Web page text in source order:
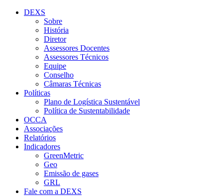
Conteúdo principal
DEXS
Sobre
História
Diretor
Assessores Docentes
Assessores Técnicos
Equipe
Conselho
Câmaras Técnicas
Políticas
Plano de Logística Sustentável
Política de Sustentabilidade
OCCA
Associações
Relatórios
Indicadores
GreenMetric
Geo
Emissão de gases
GRL
Fale com a DEXS